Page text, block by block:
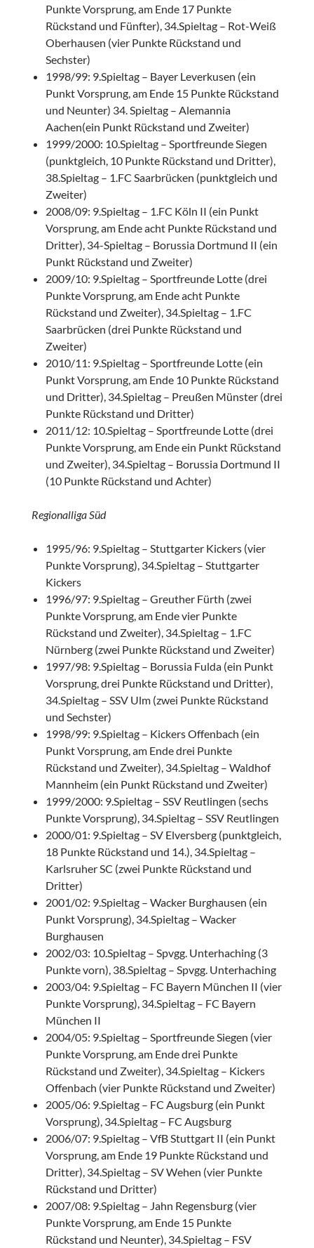
Punkte Vorsprung, am Ende 17 Punkte
Rückstand und Fünfter), 34.Spieltag – Rot-Weiß
Oberhausen (vier Punkte Rückstand und
Sechster)
1998/99: 9.Spieltag – Bayer Leverkusen (ein
Punkt Vorsprung, am Ende 15 Punkte Rückstand
und Neunter) 34. Spieltag – Alemannia
Aachen(ein Punkt Rückstand und Zweiter)
1999/2000: 10.Spieltag – Sportfreunde Siegen
(punktgleich, 10 Punkte Rückstand und Dritter),
38.Spieltag – 1.FC Saarbrücken (punktgleich und
Zweiter)
2008/09: 9.Spieltag – 1.FC Köln II (ein Punkt
Vorsprung, am Ende acht Punkte Rückstand und
Dritter), 34-Spieltag – Borussia Dortmund II (ein
Punkt Rückstand und Zweiter)
2009/10: 9.Spieltag – Sportfreunde Lotte (drei
Punkte Vorsprung, am Ende acht Punkte
Rückstand und Zweiter), 34.Spieltag – 1.FC
Saarbrücken (drei Punkte Rückstand und
Zweiter)
2010/11: 9.Spieltag – Sportfreunde Lotte (ein
Punkt Vorsprung, am Ende 10 Punkte Rückstand
und Dritter), 34.Spieltag – Preußen Münster (drei
Punkte Rückstand und Dritter)
2011/12: 10.Spieltag – Sportfreunde Lotte (drei
Punkte Vorsprung, am Ende ein Punkt Rückstand
und Zweiter), 34.Spieltag – Borussia Dortmund II
(10 Punkte Rückstand und Achter)
Regionalliga Süd
1995/96: 9.Spieltag – Stuttgarter Kickers (vier
Punkte Vorsprung), 34.Spieltag – Stuttgarter
Kickers
1996/97: 9.Spieltag – Greuther Fürth (zwei
Punkte Vorsprung, am Ende vier Punkte
Rückstand und Zweiter), 34.Spieltag – 1.FC
Nürnberg (zwei Punkte Rückstand und Zweiter)
1997/98: 9.Spieltag – Borussia Fulda (ein Punkt
Vorsprung, drei Punkte Rückstand und Dritter),
34.Spieltag – SSV Ulm (zwei Punkte Rückstand
und Sechster)
1998/99: 9.Spieltag – Kickers Offenbach (ein
Punkt Vorsprung, am Ende drei Punkte
Rückstand und Zweiter), 34.Spieltag – Waldhof
Mannheim (ein Punkt Rückstand und Zweiter)
1999/2000: 9.Spieltag – SSV Reutlingen (sechs
Punkte Vorsprung), 34.Spieltag – SSV Reutlingen
2000/01: 9.Spieltag – SV Elversberg (punktgleich,
18 Punkte Rückstand und 14.), 34.Spieltag –
Karlsruher SC (zwei Punkte Rückstand und
Dritter)
2001/02: 9.Spieltag – Wacker Burghausen (ein
Punkt Vorsprung), 34.Spieltag – Wacker
Burghausen
2002/03: 10.Spieltag – Spvgg. Unterhaching (3
Punkte vorn), 38.Spieltag – Spvgg. Unterhaching
2003/04: 9.Spieltag – FC Bayern München II (vier
Punkte Vorsprung), 34.Spieltag – FC Bayern
München II
2004/05: 9.Spieltag – Sportfreunde Siegen (vier
Punkte Vorsprung, am Ende drei Punkte
Rückstand und Zweiter), 34.Spieltag – Kickers
Offenbach (vier Punkte Rückstand und Zweiter)
2005/06: 9.Spieltag – FC Augsburg (ein Punkt
Vorsprung), 34.Spieltag – FC Augsburg
2006/07: 9.Spieltag – VfB Stuttgart II (ein Punkt
Vorsprung, am Ende 19 Punkte Rückstand und
Dritter), 34.Spieltag – SV Wehen (vier Punkte
Rückstand und Dritter)
2007/08: 9.Spieltag – Jahn Regensburg (vier
Punkte Vorsprung, am Ende 15 Punkte
Rückstand und Neunter), 34.Spieltag – FSV